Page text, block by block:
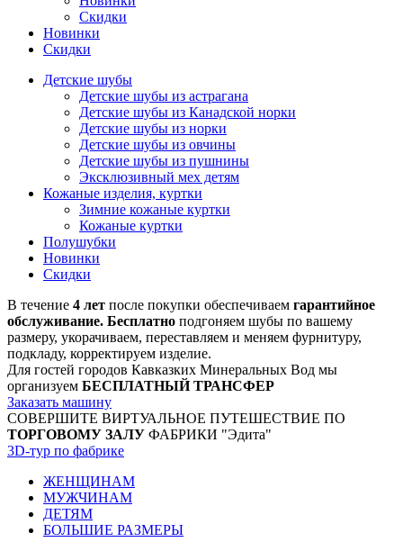
Скидки
Новинки
Скидки
Детские шубы
Детские шубы из астрагана
Детские шубы из Канадской норки
Детские шубы из норки
Детские шубы из овчины
Детские шубы из пушнины
Эксклюзивный мех детям
Кожаные изделия, куртки
Зимние кожаные куртки
Кожаные куртки
Полушубки
Новинки
Скидки
В течение 4 лет после покупки обеспечиваем гарантийное
обслуживание. Бесплатно подгоняем шубы по вашему
размеру, укорачиваем, переставляем и меняем фурнитуру,
подкладу, корректируем изделие.
Для гостей городов Кавказких Минеральных Вод мы
организуем БЕСПЛАТНЫЙ ТРАНСФЕР
Заказать машину
СОВЕРШИТЕ ВИРТУАЛЬНОЕ ПУТЕШЕСТВИЕ ПО
ТОРГОВОМУ ЗАЛУ ФАБРИКИ "Эдита"
3D-тур по фабрике
ЖЕНЩИНАМ
МУЖЧИНАМ
ДЕТЯМ
БОЛЬШИЕ РАЗМЕРЫ